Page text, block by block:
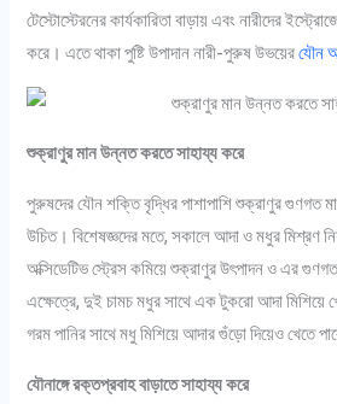
টেস্টোস্টেরনের কার্যকারিতা বাড়ায় এবং নারীদের
করে। এতে থাকা পুষ্টি উপাদান নারী-পুরুষ উভয়েরযৌন
শুক্রাণুর মান উন্নত করতে সাহায্য করে
পুরুষদের যৌন শক্তি বৃদ্ধির পাশাপাশি শুক্রাণুর গুণগত
উচিত। বিশেষজ্ঞদের মতে, সকালে আদা ও মধুর মিশ্রণ
অক্সিডেটিভ স্ট্রেস কমিয়ে শুক্রাণুর উৎপাদন ও এর
এক্ষেত্রে, দুই চামচ মধুর সাথে এক টুকরো আদা মিশিয়ে
গরম পানির সাথে মধু মিশিয়ে আদার গুঁড়ো দিয়েও খেতে
যৌনাঙ্গে রক্তপ্রবাহ বাড়াতে সাহায্য করে